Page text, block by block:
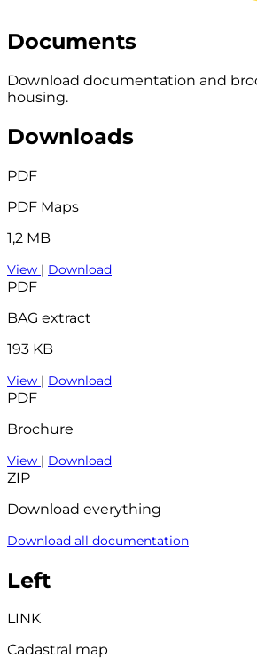
Documents
Download documentation and
housing.
Downloads
PDF
PDF Maps
1,2 MB
View | Download
PDF
BAG extract
193 KB
View | Download
PDF
Brochure
View | Download
ZIP
Download everything
Download all documentation
Left
LINK
Cadastral map